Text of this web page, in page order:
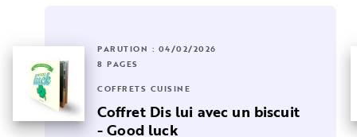
PARUTION : 04/02/2026
8 PAGES
COFFRETS CUISINE
Coffret Dis lui avec un biscuit
- Good luck